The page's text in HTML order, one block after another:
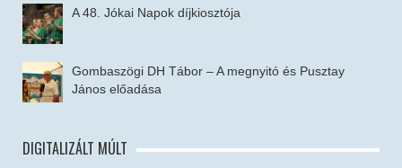
A 48. Jókai Napok díjkiosztója
Gombaszögi DH Tábor – A megnyitó és Pusztay
János előadása
DIGITALIZÁLT MÚLT